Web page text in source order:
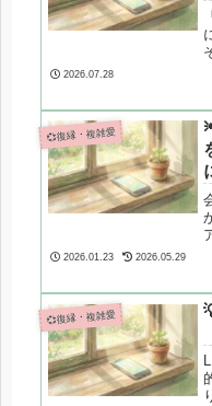
2026.07.28
💞復縁・複雑愛
2026.01.23 2026.05.29
💞復縁・複雑愛